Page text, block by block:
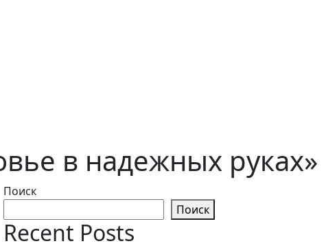
в надежных руках»
Поиск
Поиск
Recent Posts